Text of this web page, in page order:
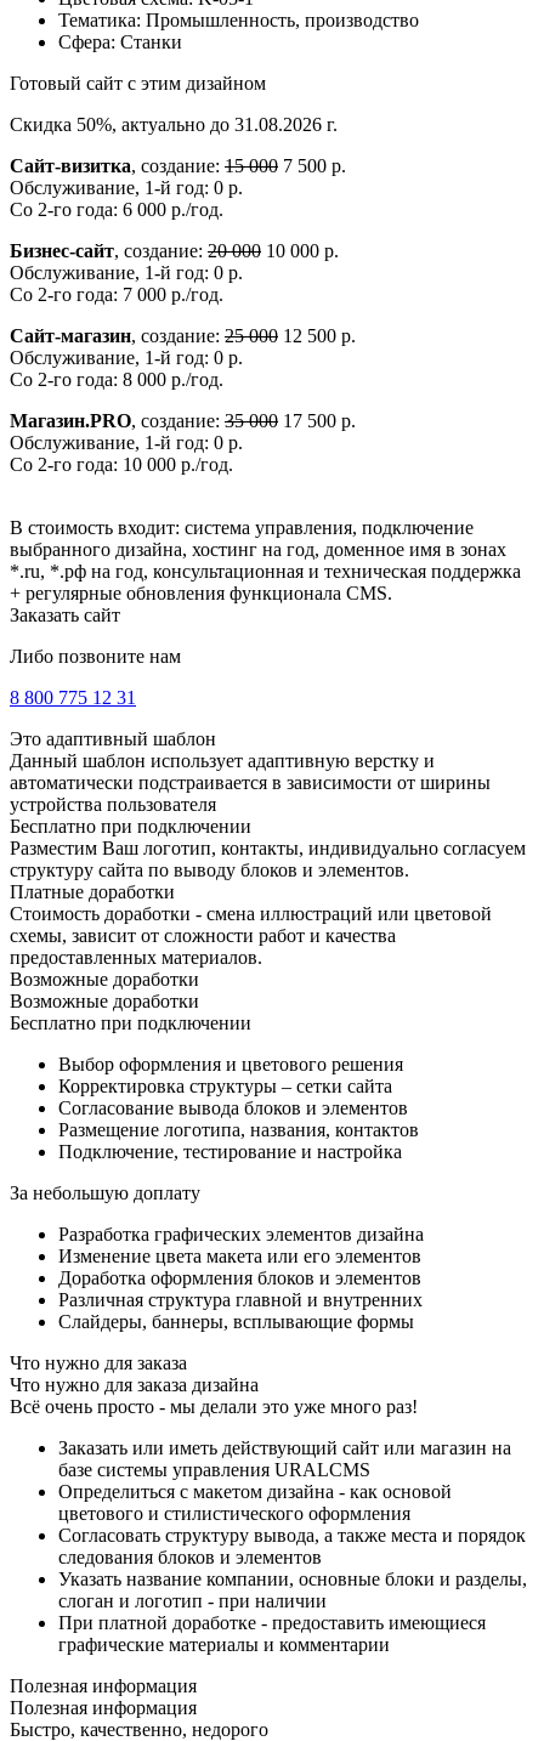
Тематика: Промышленность, производство
Сфера: Станки
Готовый сайт с этим дизайном
Скидка 50%, актуально до 31.08.2026 г.
Сайт-визитка, создание: 15 000 7 500 р.
Обслуживание, 1-й год: 0 р.
Со 2-го года: 6 000 р./год.
Бизнес-сайт, создание: 20 000 10 000 р.
Обслуживание, 1-й год: 0 р.
Со 2-го года: 7 000 р./год.
Сайт-магазин, создание: 25 000 12 500 р.
Обслуживание, 1-й год: 0 р.
Со 2-го года: 8 000 р./год.
Магазин.PRO, создание: 35 000 17 500 р.
Обслуживание, 1-й год: 0 р.
Со 2-го года: 10 000 р./год.
В стоимость входит: система управления, подключение
выбранного дизайна, хостинг на год, доменное имя в зонах
*.ru, *.рф на год, консультационная и техническая поддержка
+ регулярные обновления функционала CMS.
Заказать сайт
Либо позвоните нам
8 800 775 12 31
Это адаптивный шаблон
Данный шаблон использует адаптивную верстку и
автоматически подстраивается в зависимости от ширины
устройства пользователя
Бесплатно при подключении
Разместим Ваш логотип, контакты, индивидуально согласуем
структуру сайта по выводу блоков и элементов.
Платные доработки
Стоимость доработки - смена иллюстраций или цветовой
схемы, зависит от сложности работ и качества
предоставленных материалов.
Возможные доработки
Возможные доработки
Бесплатно при подключении
Выбор оформления и цветового решения
Корректировка структуры – сетки сайта
Согласование вывода блоков и элементов
Размещение логотипа, названия, контактов
Подключение, тестирование и настройка
За небольшую доплату
Разработка графических элементов дизайна
Изменение цвета макета или его элементов
Доработка оформления блоков и элементов
Различная структура главной и внутренних
Слайдеры, баннеры, всплывающие формы
Что нужно для заказа
Что нужно для заказа дизайна
Всё очень просто - мы делали это уже много раз!
Заказать или иметь действующий сайт или магазин на
базе системы управления URALCMS
Определиться с макетом дизайна - как основой
цветового и стилистического оформления
Согласовать структуру вывода, а также места и порядок
следования блоков и элементов
Указать название компании, основные блоки и разделы,
слоган и логотип - при наличии
При платной доработке - предоставить имеющиеся
графические материалы и комментарии
Полезная информация
Полезная информация
Быстро, качественно, недорого